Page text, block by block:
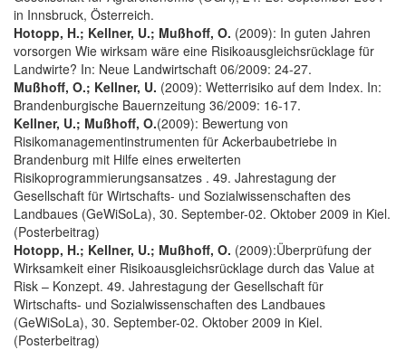
in Innsbruck, Österreich.
Hotopp, H.; Kellner, U.; Mußhoff, O. (2009): In guten Jahren
vorsorgen Wie wirksam wäre eine Risikoausgleichsrücklage für
Landwirte? In: Neue Landwirtschaft 06/2009: 24-27.
Mußhoff, O.; Kellner, U. (2009): Wetterrisiko auf dem Index. In:
Brandenburgische Bauernzeitung 36/2009: 16-17.
Kellner, U.; Mußhoff, O.(2009): Bewertung von
Risikomanagementinstrumenten für Ackerbaubetriebe in
Brandenburg mit Hilfe eines erweiterten
Risikoprogrammierungsansatzes . 49. Jahrestagung der
Gesellschaft für Wirtschafts- und Sozialwissenschaften des
Landbaues (GeWiSoLa), 30. September-02. Oktober 2009 in Kiel.
(Posterbeitrag)
Hotopp, H.; Kellner, U.; Mußhoff, O. (2009):Überprüfung der
Wirksamkeit einer Risikoausgleichsrücklage durch das Value at
Risk – Konzept. 49. Jahrestagung der Gesellschaft für
Wirtschafts- und Sozialwissenschaften des Landbaues
(GeWiSoLa), 30. September-02. Oktober 2009 in Kiel.
(Posterbeitrag)